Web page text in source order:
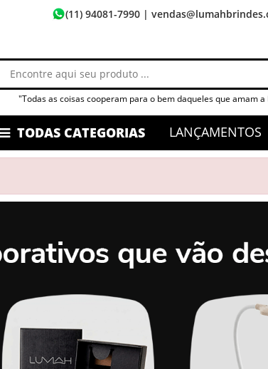
(11) 94081-7990|
"Todas as coisas cooperam para o bem daqueles que amam a
TODAS CATEGORIAS LANÇAMENTOS